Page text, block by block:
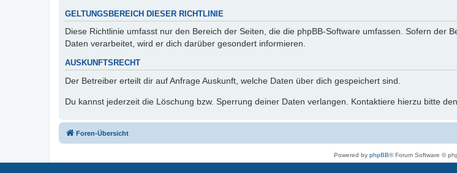
GELTUNGSBEREICH DIESER RICHTLINIE
Diese Richtlinie umfasst nur den Bereich der Seiten, die die phpBB-Software umfassen. Sofern der
Daten verarbeitet, wird er dich darüber gesondert informieren.
AUSKUNFTSRECHT
Der Betreiber erteilt dir auf Anfrage Auskunft, welche Daten über dich gespeichert sind.
Du kannst jederzeit die Löschung bzw. Sperrung deiner Daten verlangen. Kontaktiere hierzu bitte
Foren-Übersicht
Powered by phpBB® Forum Software ©